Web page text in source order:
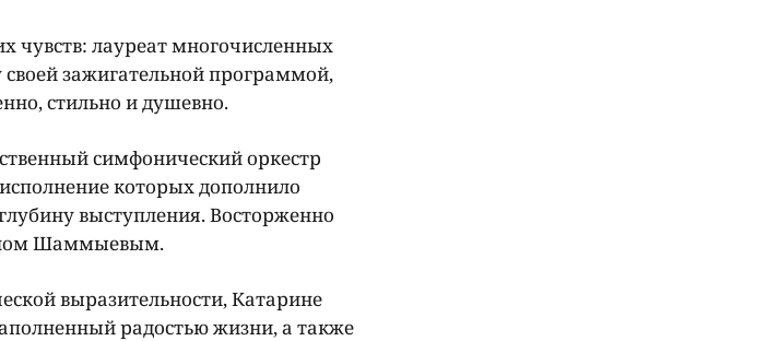
чувств: лауреат многочисленных
зажигательной программой,
стильно и душевно.
симфонический оркестр
которых дополнило
выступления. Восторженно
Шаммыевым.
выразительности, Катарине
радостью жизни, а также